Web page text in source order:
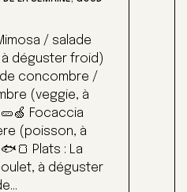
/ salade
déguster froid)
de concombre /
(veggie, à
Focaccia
(poisson, à
Plats : La
à déguster